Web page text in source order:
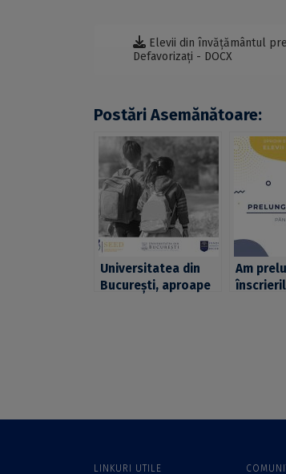
Elevii din învățământul
Defavorizați - DOCX
Postări Asemănătoare:
Universitatea din
București, aproape
Am
LINKURI UTILE